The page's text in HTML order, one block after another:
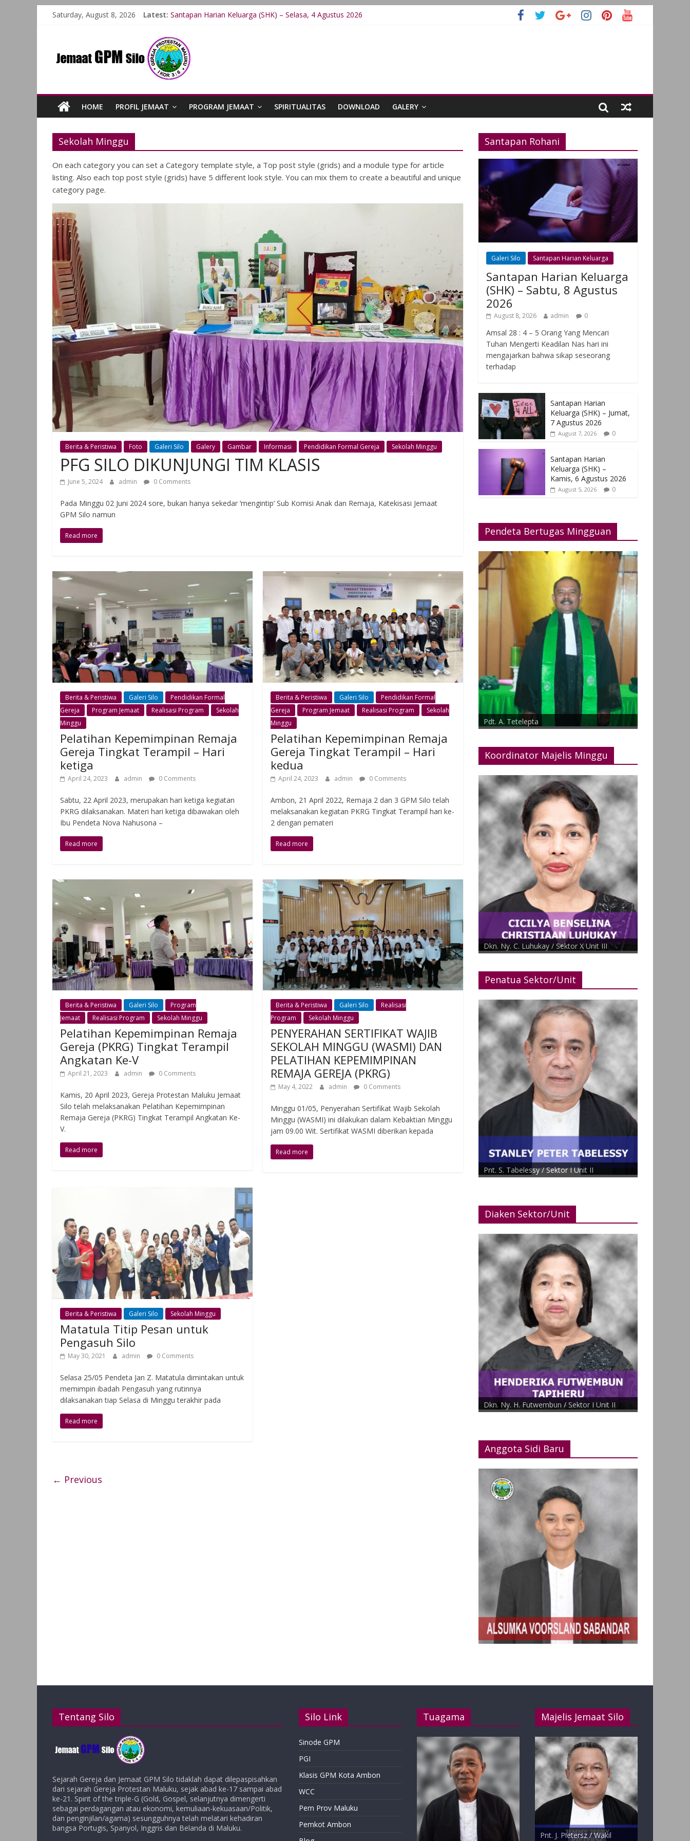
Saturday, August 8, 2026 Latest: Santapan Harian Keluarga (SHK) – Selasa, 4 Agustus 2026
Santapan Harian Keluarga (SHK) – Jumat, 7 Agustus 2026
Santapan Harian Keluarga (SHK) – Kamis, 6 Agustus 2026
Santapan Harian Keluarga (SHK) – Rabu, 5 Agustus 2026
HOME PROFIL JEMAAT PROGRAM JEMAAT SPIRITUALITAS DOWNLOAD GALERY
Sekolah Minggu
On each category you can set a Category template style, a Top post style (grids) and a module type for article
listing. Also each top post style (grids) have 5 different look style. You can mix them to create a beautiful and unique
category page.
Berita & Peristiwa Foto Galeri Silo Galery Gambar Informasi Pendidikan Formal Gereja Sekolah Minggu
PFG SILO DIKUNJUNGI TIM KLASIS
June 5, 2024 admin 0 Comments
Pada Minggu 02 Juni 2024 sore, bukan hanya sekedar ‘mengintip’ Sub Komisi Anak dan Remaja, Katekisasi Jemaat
GPM Silo namun
Read more
Berita & Peristiwa Galeri Silo
Pendidikan Formal
Gereja
Program Jemaat Realisasi Program
Sekolah
Minggu
Pelatihan Kepemimpinan Remaja
Gereja Tingkat Terampil – Hari
ketiga
April 24, 2023 admin 0 Comments
Sabtu, 22 April 2023, merupakan hari ketiga kegiatan
PKRG dilaksanakan. Materi hari ketiga dibawakan oleh
Ibu Pendeta Nova Nahusona –
Read more
Berita & Peristiwa Galeri Silo
Pendidikan Formal
Gereja
Program Jemaat Realisasi Program
Sekolah
Minggu
Pelatihan Kepemimpinan Remaja
Gereja Tingkat Terampil – Hari
kedua
April 24, 2023 admin 0 Comments
Ambon, 21 April 2022, Remaja 2 dan 3 GPM Silo telah
melaksanakan kegiatan PKRG Tingkat Terampil hari ke-
2 dengan pemateri
Read more
Berita & Peristiwa Galeri Silo
Program
Jemaat
Realisasi Program Sekolah Minggu
Pelatihan Kepemimpinan Remaja
Gereja (PKRG) Tingkat Terampil
Angkatan Ke-V
April 21, 2023 admin 0 Comments
Kamis, 20 April 2023, Gereja Protestan Maluku Jemaat
Silo telah melaksanakan Pelatihan Kepemimpinan
Remaja Gereja (PKRG) Tingkat Terampil Angkatan Ke-
V.
Read more
Berita & Peristiwa Galeri Silo
Realisasi
Program
Sekolah Minggu
PENYERAHAN SERTIFIKAT WAJIB
SEKOLAH MINGGU (WASMI) DAN
PELATIHAN KEPEMIMPINAN
REMAJA GEREJA (PKRG)
May 4, 2022 admin 0 Comments
Minggu 01/05, Penyerahan Sertifikat Wajib Sekolah
Minggu (WASMI) ini dilakukan dalam Kebaktian Minggu
jam 09.00 Wit. Sertifikat WASMI diberikan kepada
Read more
Berita & Peristiwa Galeri Silo Sekolah Minggu
Matatula Titip Pesan untuk
Pengasuh Silo
May 30, 2021 admin 0 Comments
Selasa 25/05 Pendeta Jan Z. Matatula dimintakan untuk
memimpin ibadah Pengasuh yang rutinnya
dilaksanakan tiap Selasa di Minggu terakhir pada
Read more
← Previous
Santapan Rohani
Galeri Silo Santapan Harian Keluarga
Santapan Harian Keluarga
(SHK) – Sabtu, 8 Agustus
2026
August 8, 2026 admin 0
Amsal 28 : 4 – 5 Orang Yang Mencari
Tuhan Mengerti Keadilan Nas hari ini
mengajarkan bahwa sikap seseorang
terhadap
Santapan Harian
Keluarga (SHK) – Jumat,
7 Agustus 2026
August 7, 2026 0
Santapan Harian
Keluarga (SHK) –
Kamis, 6 Agustus 2026
August 5, 2026 0
Pendeta Bertugas Mingguan
Pdt. A. Tetelepta
Koordinator Majelis Minggu
Dkn. Ny. C. Luhukay / Sektor X Unit III
Penatua Sektor/Unit
Pnt. Ny. W. Nussy / Sektor I Unit III
Diaken Sektor/Unit
Dkn. J. Tapilouw / Sektor I Unit III
Anggota Sidi Baru
Tentang Silo
Sejarah Gereja dan Jemaat GPM Silo tidaklah dapat dilepaspisahkan
dari sejarah Gereja Protestan Maluku, sejak abad ke-17 sampai abad
ke-21. Spirit of the triple-G (Gold, Gospel, selanjutnya dimengerti
sebagai perdagangan atau ekonomi, kemuliaan-kekuasaan/Politik,
dan penginjilan/agama) sesungguhnya telah melatari kehadiran
bangsa Portugis, Spanyol, Inggris dan Belanda di Maluku.
Silo Link
Sinode GPM
PGI
Klasis GPM Kota Ambon
WCC
Pem Prov Maluku
Pemkot Ambon
Tuagama
Ny. N. Y. Nanlohy /
Majelis Jemaat Silo
Pnt. J. Pietersz / Wakil